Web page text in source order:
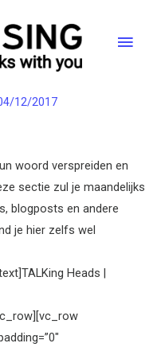
|
12/2017
woord verspreiden en
sectie zul je maandelijks
blogposts en andere
je hier zelfs wel
Heads |